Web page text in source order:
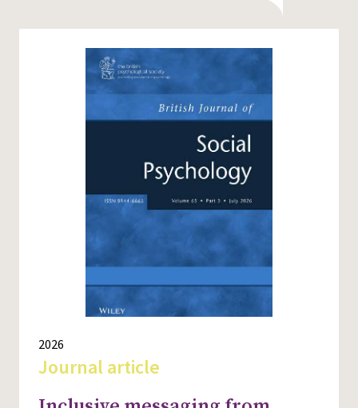
2026
Journal article